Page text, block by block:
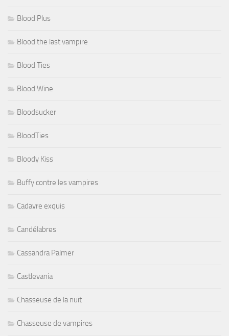
Blood Plus
Blood the last vampire
Blood Ties
Blood Wine
Bloodsucker
BloodTies
Bloody Kiss
Buffy contre les vampires
Cadavre exquis
Candélabres
Cassandra Palmer
Castlevania
Chasseuse de la nuit
Chasseuse de vampires